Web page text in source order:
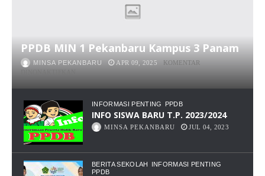
PPDB MIN 1 Pekanbaru Kampus 3 Panam
MINSA PEKANBARU APR 09, 2025
KOMENTAR
MIN
1
KAMPUS
3
INFORMASI PENTING PPDB
INFO SISWA BARU T.P. 2023/2024
MINSA PEKANBARU JUL 04, 2023
BERITA SEKOLAH
INFORMASI PENTING
PPDB